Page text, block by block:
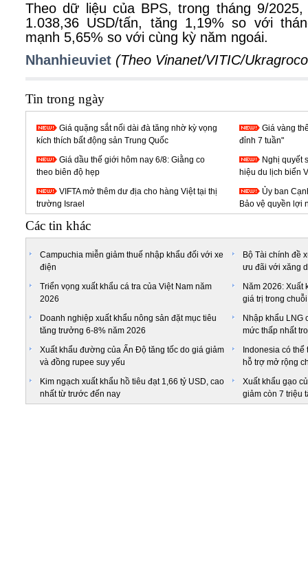
Theo dữ liệu của BPS, trong tháng 9/
1.038,36 USD/tấn, tăng 1,19% so với
mạnh 5,65% so với cùng kỳ năm ngoái.
Nhanhieuviet (Theo Vinanet/VITIC/
Tin trong ngày
Giá quặng sắt nối dài đà tăng nhờ kỳ vọng
kích thích bất động sản Trung Quốc
Giá vàng
đỉnh 7 tuần"
Giá dầu thế giới hôm nay 6/8: Giằng co
theo biên độ hẹp
Nghị quyết
hiệu du lịch biển
VIFTA mở thêm dư địa cho hàng Việt tại thị
trường Israel
Ủy ban
Bảo vệ quyền lợi
Các tin khác
Campuchia miễn giảm thuế nhập khẩu đối với xe
điện
Bộ Tài chính đề
ưu đãi với xăng
Triển vọng xuất khẩu cá tra của Việt Nam năm
2026
Năm 2026: Xuất
giá trị trong
Doanh nghiệp xuất khẩu nông sản đặt mục tiêu
tăng trưởng 6-8% năm 2026
Nhập khẩu LNG
mức thấp nhất
Xuất khẩu đường của Ấn Độ tăng tốc do giá giảm
và đồng rupee suy yếu
Indonesia có
hỗ trợ mở rộng
Kim ngạch xuất khẩu hồ tiêu đạt 1,66 tỷ USD, cao
nhất từ trước đến nay
Xuất khẩu gạo
giảm còn 7 triệu